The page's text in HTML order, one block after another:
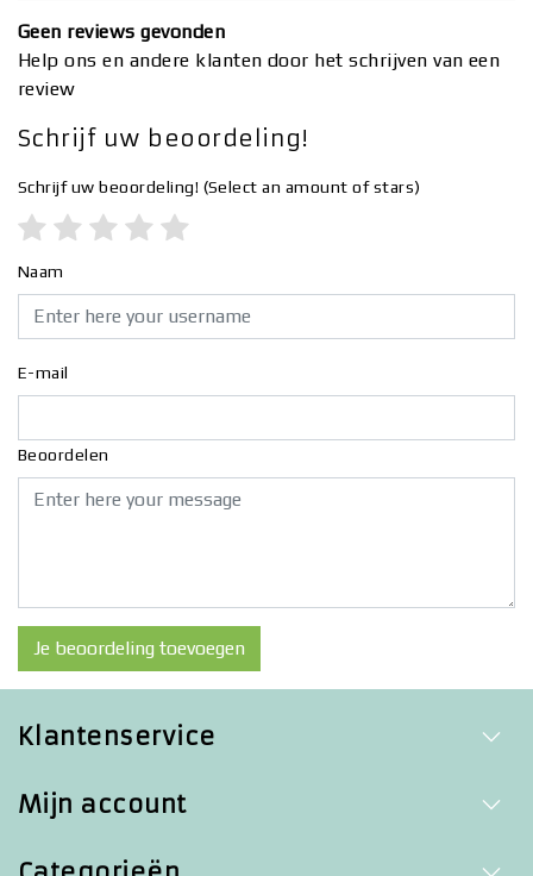
Geen reviews gevonden
Help ons en andere klanten door het schrijven van een
review
Schrijf uw beoordeling!
Schrijf uw beoordeling! (Select an amount of stars)
Naam
E-mail
Beoordelen
Je beoordeling toevoegen
Klantenservice
Mijn account